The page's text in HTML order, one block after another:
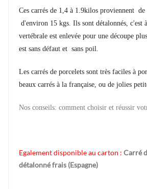
Ces carrés de 1,4 à 1.9kilos proviennent de
d'environ 15 kgs. Ils sont détalonnés, c'est
vertébrale est enlevée pour une découpe
est sans défaut et sans poil.
Les carrés de porcelets sont très faciles à
beaux carrés à la française, ou de jolies
Nos conseils: comment choisir et réussir
Egalement disponible au carton : Carré
détalonné frais (Espagne)